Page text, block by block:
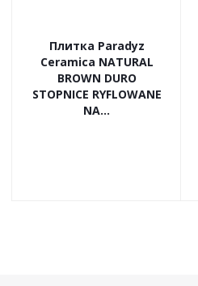
Плитка Paradyz
Ceramica NATURAL
BROWN DURO
STOPNICE RYFLOWANE
NA...